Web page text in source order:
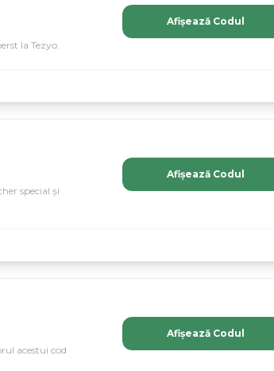
la Tezyo.
Afișează Codul
special și
Afișează Codul
acestui cod
Afișează Codul